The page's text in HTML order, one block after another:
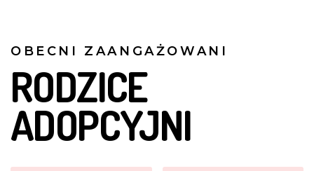
OBECNI ZAANGAŻOWANI
RODZICE
ADOPCYJNI